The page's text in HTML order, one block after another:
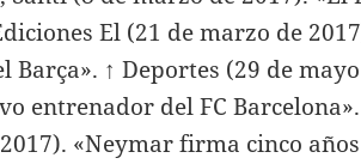
El (21 de marzo de
Barça». ↑ Deportes (29 de
entrenador del FC
«Neymar firma cinco años